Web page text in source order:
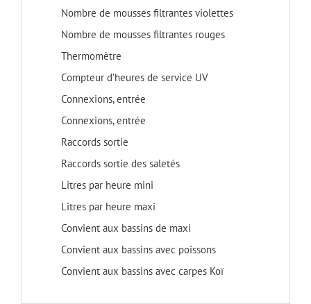
Nombre de mousses filtrantes violettes
Nombre de mousses filtrantes rouges
Thermomètre
Compteur d’heures de service UV
Connexions, entrée
Connexions, entrée
Raccords sortie
Raccords sortie des saletés
Litres par heure mini
Litres par heure maxi
Convient aux bassins de maxi
Convient aux bassins avec poissons
Convient aux bassins avec carpes Koï